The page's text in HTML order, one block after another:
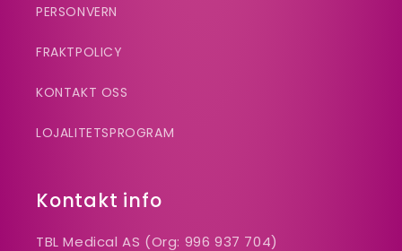
PERSONVERN
FRAKTPOLICY
KONTAKT OSS
LOJALITETSPROGRAM
Kontakt info
TBL Medical AS (Org: 996 937 704)